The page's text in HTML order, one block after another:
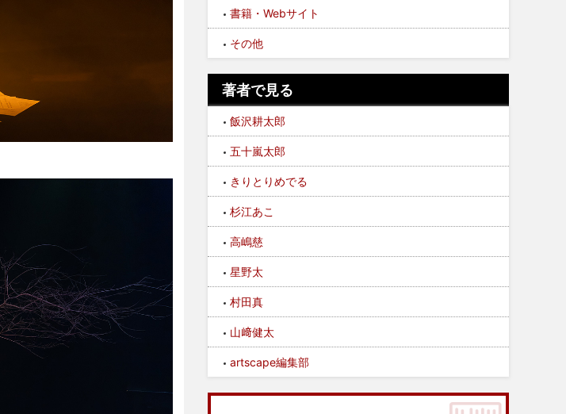
書籍・Webサイト
その他
著者で見る
飯沢耕太郎
五十嵐太郎
きりとりめでる
杉江あこ
高嶋慈
星野太
村田真
山﨑健太
artscape編集部